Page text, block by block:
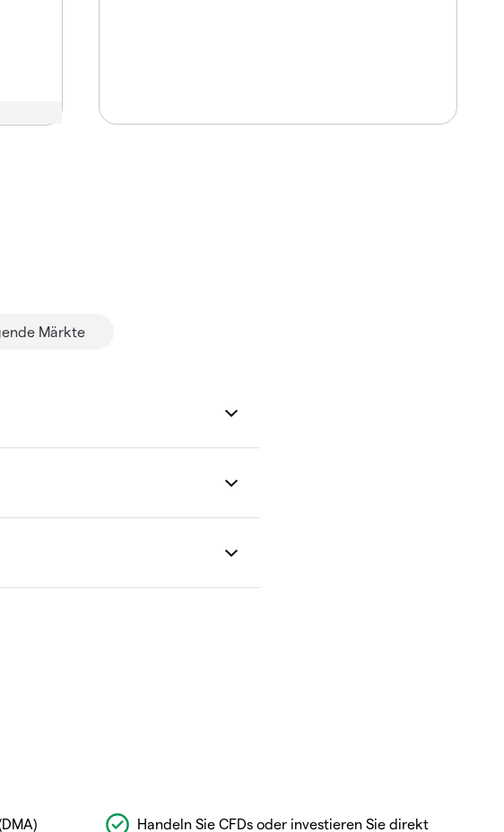
Märkte
Handeln Sie CFDs oder investieren Sie direkt